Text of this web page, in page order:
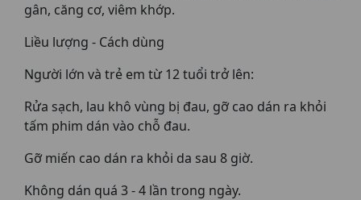
gân, căng cơ, viêm khớp.
Liều lượng - Cách dùng
Người lớn và trẻ em từ 12 tuổi trở lên:
Rửa sạch, lau khô vùng bị đau, gỡ cao dán ra khỏi
tấm phim dán vào chỗ đau.
Gỡ miến cao dán ra khỏi da sau 8 giờ.
Không dán quá 3 - 4 lần trong ngày.